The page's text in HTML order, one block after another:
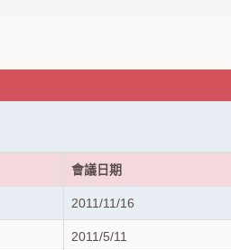
會議日期
2011/11/16
2011/5/11